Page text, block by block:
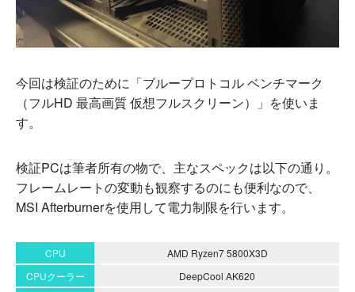
今回は検証のために「ブループロトコル ベンチマーク
（フルHD 最高画質 仮想フルスクリーン）」を使いま
す。
検証PCは筆者所有の物で、主なスペックは以下の通り。
フレームレートの変動も観察するのにも便利なので、
MSI Afterburnerを使用して電力制限を行います。
CPU
AMD Ryzen7 5800X3D
CPUクーラー
DeepCool AK620